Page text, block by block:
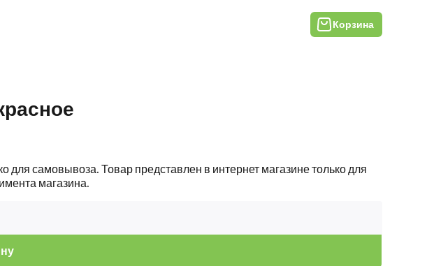
Корзина
для самовывоза. Товар представлен в интернет магазине только для
магазина.